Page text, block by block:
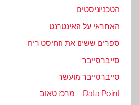
הטכניוניסטים
האחראי על האינטרנט
ספרים ששינו את ההיסטוריה
סייברסייבר
סייברסייבר מועשר
Data Point – מרכז טאוב